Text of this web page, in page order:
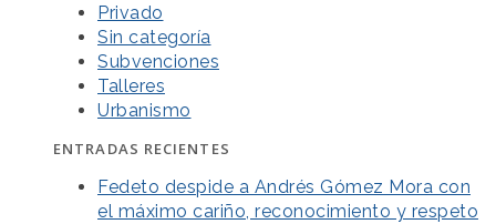
Privado
Sin categoría
Subvenciones
Talleres
Urbanismo
ENTRADAS RECIENTES
Fedeto despide a Andrés Gómez Mora con
el máximo cariño, reconocimiento y respeto